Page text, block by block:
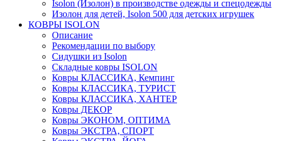
Isolon (Изолон) в производстве одежды и спецодежды
Изолон для детей, Isolon 500 для детских игрушек
КОВРЫ ISOLON
Описание
Рекомендации по выбору
Сидушки из Isolon
Складные ковры ISOLON
Ковры КЛАССИКА, Кемпинг
Ковры КЛАССИКА, ТУРИСТ
Ковры КЛАССИКА, ХАНТЕР
Ковры ДЕКОР
Ковры ЭКОНОМ, ОПТИМА
Ковры ЭКСТРА, СПОРТ